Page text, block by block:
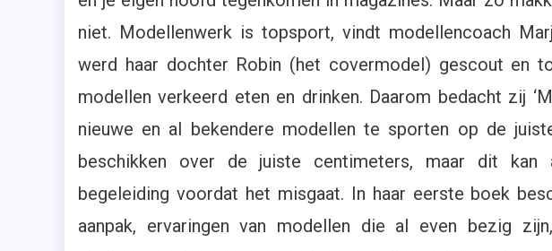
niet. Modellenwerk is topsport, vindt modellencoach
werd haar dochter Robin (het covermodel) gescout en
modellen verkeerd eten en drinken. Daarom bedacht zij
nieuwe en al bekendere modellen te sporten op de
beschikken over de juiste centimeters, maar dit kan
begeleiding voordat het misgaat. In haar eerste boek
aanpak, ervaringen van modellen die al even bezig